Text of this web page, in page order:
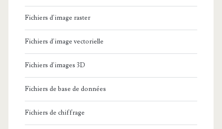
Fichiers d'image raster
Fichiers d'image vectorielle
Fichiers d'images 3D
Fichiers de base de données
Fichiers de chiffrage